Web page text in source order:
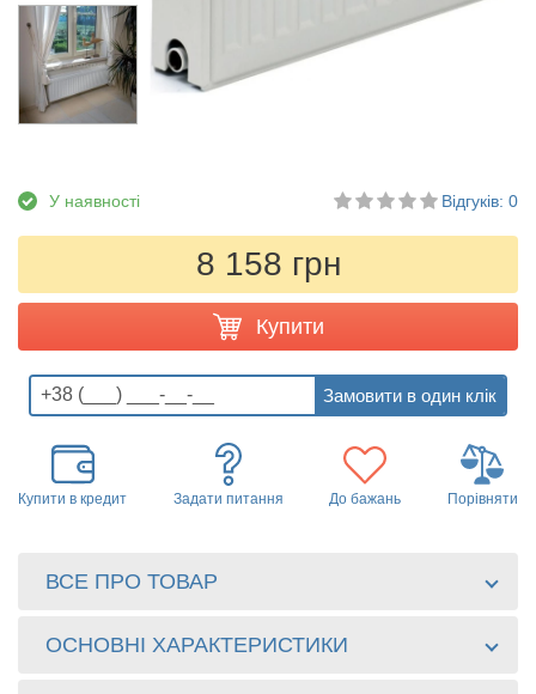
У наявності Відгуків: 0
8 158 грн
Купити
Купити в кредит Задати питання До бажань Порівняти
ВСЕ ПРО ТОВАР
ОСНОВНІ ХАРАКТЕРИСТИКИ